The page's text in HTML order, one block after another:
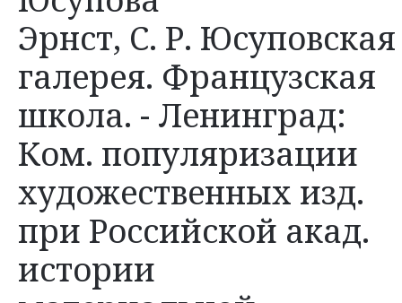
Эрнст, С. Р. Юсуповская
галерея. Французская
школа. - Ленинград:
Ком. популяризации
художественных изд.
при Российской акад.
истории